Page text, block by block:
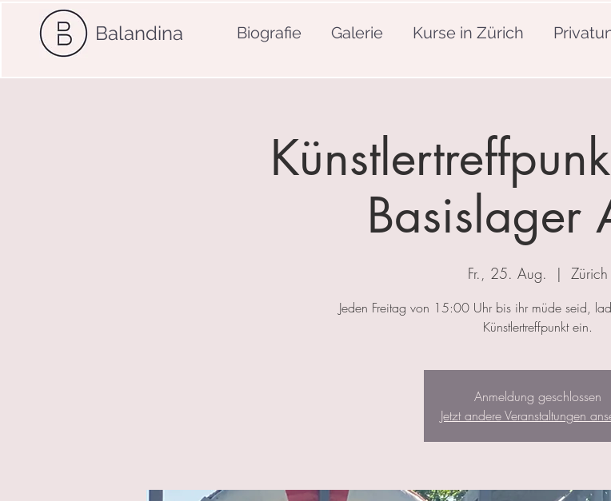
Balandina Biografie Galerie Kurse in Zürich
Basislager
Fr., 25. Aug.
  |
Zürich
Jeden Freitag von 15:00 Uhr bis ihr müde seid,
Künstlertreffpunkt ein.
Anmeldung geschlossen
Jetzt andere Veranstaltungen